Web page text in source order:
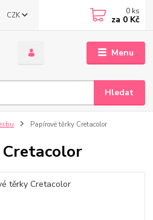
Menu
CZK
Hledat
0 ks
za 0 Kč
Papírové těrky Cretacolor